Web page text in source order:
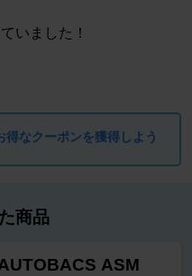
いました！
なクーポンを獲得しよう
商品
ASM